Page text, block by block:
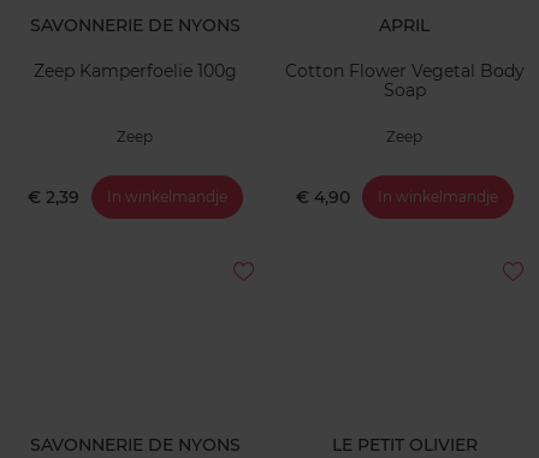
SAVONNERIE DE NYONS
Zeep Kamperfoelie 100g
Zeep
€ 2,39 In winkelmandje
APRIL
Cotton Flower Vegetal Body
Soap
Zeep
€ 4,90 In winkelmandje
SAVONNERIE DE NYONS LE PETIT OLIVIER